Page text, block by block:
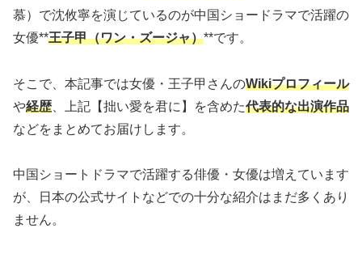
慕）で沈攸寧を演じているのが中国ショードラマで活躍の
女優**王子甲（ワン・ズージャ）**です。
そこで、本記事では女優・王子甲さんのWikiプロフィール
や経歴 、上記【拙い愛を君に】を含めた代表的な出演作品
などをまとめてお届けします。
中国ショートドラマで活躍する俳優・女優は増えています
が、日本の公式サイトなどでの十分な紹介はまだ多くあり
ません。